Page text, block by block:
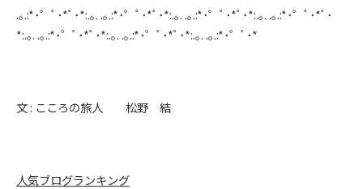
.｡.:*･゜ﾟ･*ﾟ･*:.｡. .｡.:*･゜ﾟ･*ﾟ･*:.｡. .｡.:*･゜ﾟ･*ﾟ･*:.｡. .｡.:*･゜ﾟ･*ﾟ･
*:.｡. .｡.:*･゜ﾟ･*ﾟ･*:.｡. .｡.:*･゜ﾟ･*ﾟ･*:.｡. .｡.:*･゜ﾟ･*
文 : こころの旅人 松野 結
人気ブログランキング